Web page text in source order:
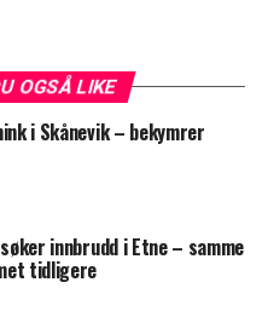
OGSÅ LIKE
i Skånevik – bekymrer
innbrudd i Etne – samme
tidligere